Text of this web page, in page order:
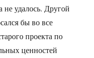
не удалось. Другой
бы во все
проекта по
ценностей